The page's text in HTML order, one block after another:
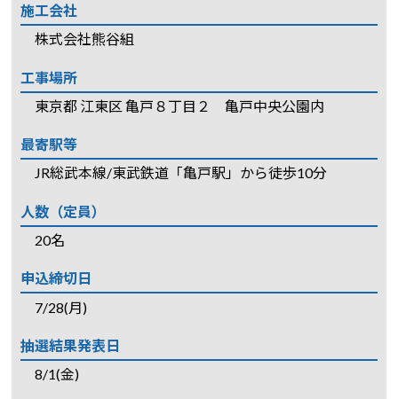
施工会社
株式会社熊谷組
工事場所
東京都 江東区 亀戸８丁目２ 亀戸中央公園内
最寄駅等
JR総武本線/東武鉄道「亀戸駅」から徒歩10分
人数（定員）
20名
申込締切日
7/28(月)
抽選結果発表日
8/1(金)